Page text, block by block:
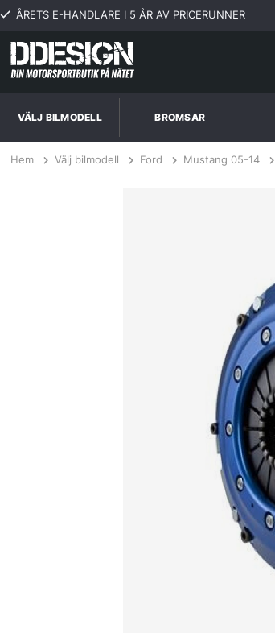
ÅRETS E-HANDLARE I 5 ÅR AV PRICERUNNER
VÄLJ BILMODELL BROMSAR
Hem Välj bilmodell Ford Mustang 05-14